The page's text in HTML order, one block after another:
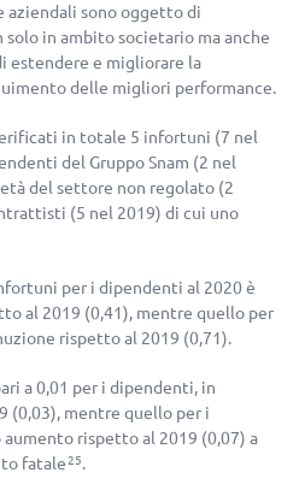
aziendali sono oggetto di
solo in ambito societario ma anche
estendere e migliorare la
delle migliori performance.
in totale 5 infortuni (7 nel
del Gruppo Snam (2 nel
del settore non regolato (2
(5 nel 2019) di cui uno
per i dipendenti al 2020 è
al 2019 (0,41), mentre quello per
rispetto al 2019 (0,71).
a 0,01 per i dipendenti, in
(0,03), mentre quello per i
rispetto al 2019 (0,07) a
fatale25.